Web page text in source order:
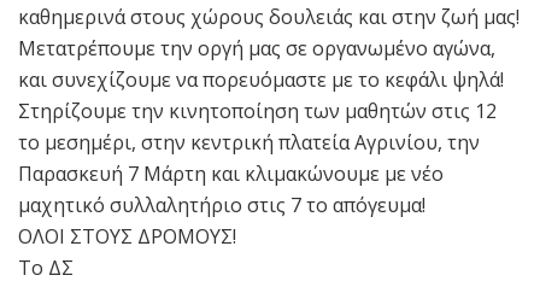
καθημερινά στους χώρους δουλειάς και στην ζωή μας!
Μετατρέπουμε την οργή μας σε οργανωμένο αγώνα,
και συνεχίζουμε να πορευόμαστε με το κεφάλι ψηλά!
Στηρίζουμε την κινητοποίηση των μαθητών στις 12
το μεσημέρι, στην κεντρική πλατεία Αγρινίου, την
Παρασκευή 7 Μάρτη και κλιμακώνουμε με νέο
μαχητικό συλλαλητήριο στις 7 το απόγευμα!
ΟΛΟΙ ΣΤΟΥΣ ΔΡΟΜΟΥΣ!
Το ΔΣ